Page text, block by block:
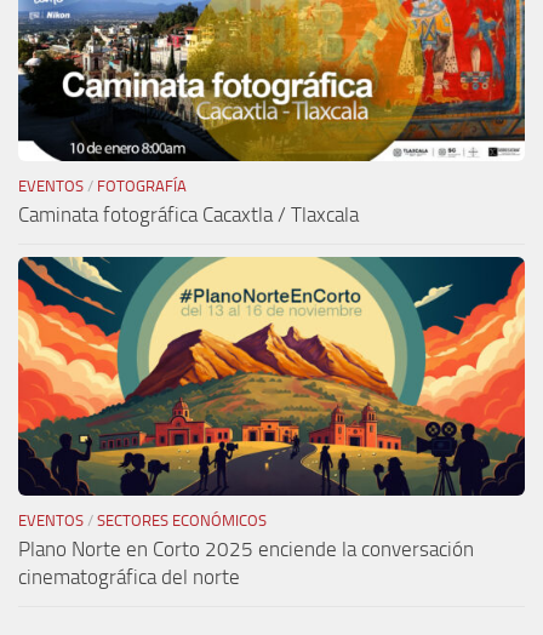
EVENTOS / FOTOGRAFÍA
Caminata fotográfica Cacaxtla / Tlaxcala
EVENTOS / SECTORES ECONÓMICOS
Plano Norte en Corto 2025 enciende la conversación
cinematográfica del norte